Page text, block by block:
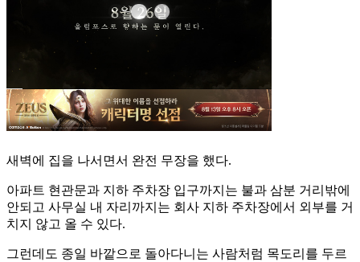
새벽에 집을 나서면서 완전 무장을 했다.
아파트 현관문과 지하 주차장 입구까지는 불과 삼분 거리밖에
안되고 사무실 내 자리까지는 회사 지하 주차장에서 외부를 거
치지 않고 올 수 있다.
그런데도 종일 바깥으로 돌아다니는 사람처럼 목도리를 두르